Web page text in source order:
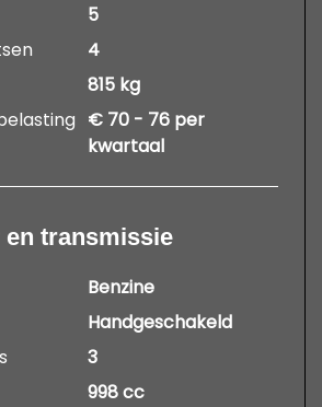
5
4
815 kg
€ 70 - 76 per
kwartaal
en transmissie
Benzine
Handgeschakeld
3
998 cc